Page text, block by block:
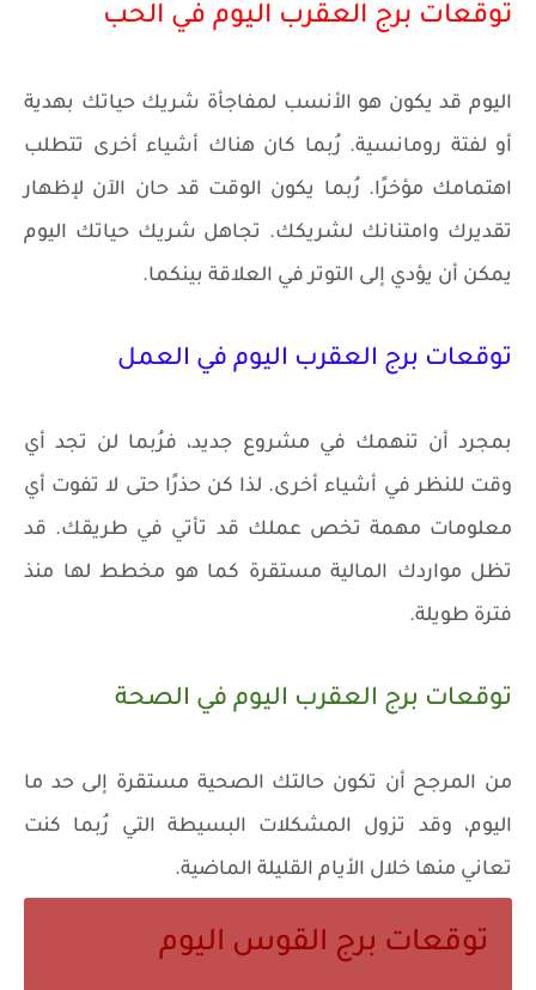
توقعات برج العقرب اليوم في الحب
اليوم قد يكون هو الأنسب لمفاجأة شريك حياتك بهدية
أو لفتة رومانسية. رُبما كان هناك أشياء أخرى تتطلب
اهتمامك مؤخرًا. رُبما يكون الوقت قد حان الآن لإظهار
تقديرك وامتنانك لشريكك. تجاهل شريك حياتك اليوم
يمكن أن يؤدي إلى التوتر في العلاقة بينكما.
توقعات برج العقرب اليوم في العمل
بمجرد أن تنهمك في مشروع جديد، فرُبما لن تجد أي
وقت للنظر في أشياء أخرى. لذا كن حذرًا حتى لا تفوت أي
معلومات مهمة تخص عملك قد تأتي في طريقك. قد
تظل مواردك المالية مستقرة كما هو مخطط لها منذ
فترة طويلة.
توقعات برج العقرب اليوم في الصحة
من المرجح أن تكون حالتك الصحية مستقرة إلى حد ما
اليوم، وقد تزول المشكلات البسيطة التي رُبما كنت
تعاني منها خلال الأيام القليلة الماضية.
توقعات برج القوس اليوم